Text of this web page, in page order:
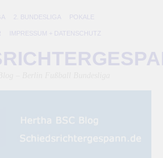
2. BUNDESLIGA POKALE
IMPRESSUM + DATENSCHUTZ